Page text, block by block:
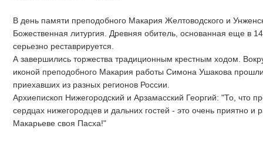
В день памяти преподобного Макария Желтоводского и
Божественная литургия. Древняя обитель, основанная еще в
серьезно реставрируется.
А завершились торжества традиционным крестным ходом.
иконой преподобного Макария работы Симона Ушакова
приехавших из разных регионов России.
Архиепископ Нижегородский и Арзамасский Георгий: "То, что
сердцах нижегородцев и дальних гостей - это очень приятно и
Макарьеве своя Пасха!"